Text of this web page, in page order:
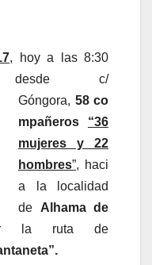
, hoy a las 8:30
desde c/
Góngora, 58 co
mpañeros “36
mujeres y 22
hombres”, haci
a la localidad
de Alhama de
la ruta de